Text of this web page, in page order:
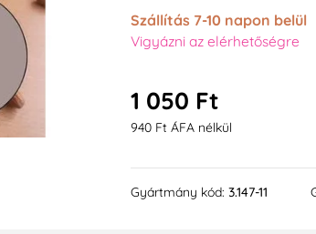
Szállítás 7-10 napon belül
Vigyázni az elérhetőségre
1 050 Ft
940 Ft ÁFA nélkül
Gyártmány kód: 3.147-11